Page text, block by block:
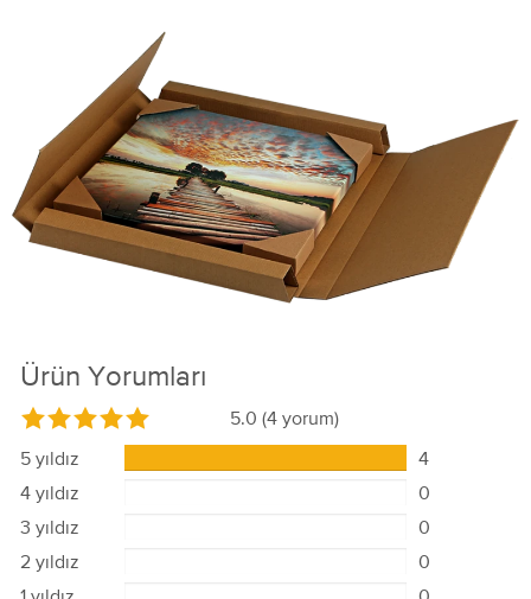
Ürün Yorumları
5.0 (4 yorum)
5 yıldız
4
4 yıldız
0
3 yıldız
0
2 yıldız
0